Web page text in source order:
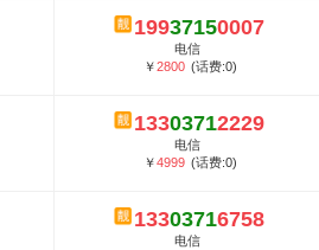
19937150007
电信
￥2800 (话费:0)
13303712229
电信
￥4999 (话费:0)
13303716758
电信